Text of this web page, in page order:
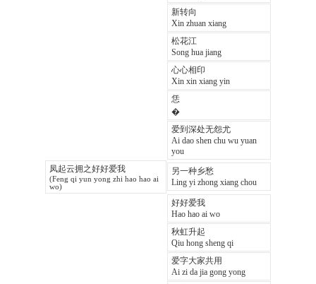
新转向
Xin zhuan xiang
松花江
Song hua jiang
心心相印
Xin xin xiang yin
恁
�
爱到深处无怨尤
Ai dao shen chu wu yuan
you
凤起云拥之好好爱我
(Feng qi yun yong zhi hao hao ai
wo)
另一种乡愁
Ling yi zhong xiang chou
好好爱我
Hao hao ai wo
秋虹升起
Qiu hong sheng qi
爱字大家共用
Ai zi da jia gong yong